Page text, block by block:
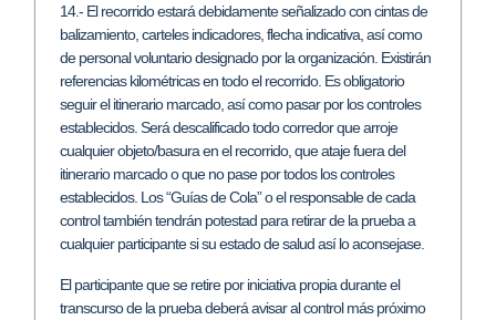
14.- El recorrido estará debidamente señalizado con cintas de
balizamiento, carteles indicadores, flecha indicativa, así como
de personal voluntario designado por la organización. Existirán
referencias kilométricas en todo el recorrido. Es obligatorio
seguir el itinerario marcado, así como pasar por los controles
establecidos. Será descalificado todo corredor que arroje
cualquier objeto/basura en el recorrido, que ataje fuera del
itinerario marcado o que no pase por todos los controles
establecidos. Los “Guías de Cola” o el responsable de cada
control también tendrán potestad para retirar de la prueba a
cualquier participante si su estado de salud así lo aconsejase.
El participante que se retire por iniciativa propia durante el
transcurso de la prueba deberá avisar al control más próximo